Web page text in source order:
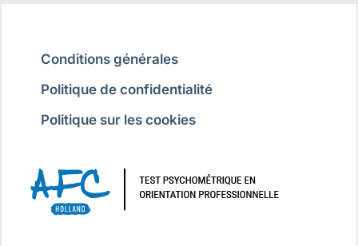
Conditions générales
Politique de confidentialité
Politique sur les cookies